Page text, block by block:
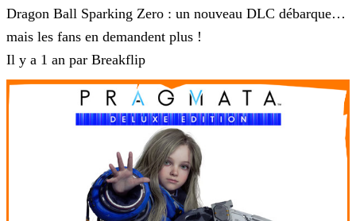
Dragon Ball Sparking Zero : un nouveau DLC débarque…
mais les fans en demandent plus !
Il y a 1 an par Breakflip